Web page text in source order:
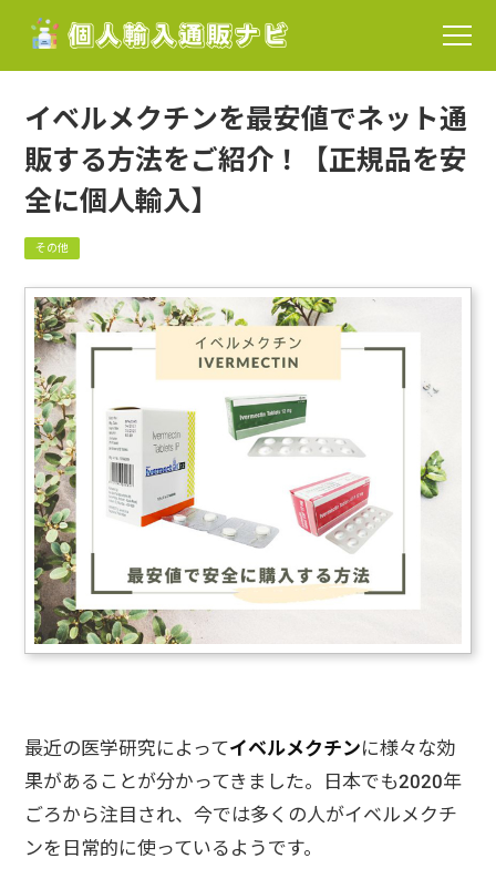
イベルメクチンを最安値でネット通
販する方法をご紹介！【正規品を安
全に個人輸入】
その他
最近の医学研究によってイベルメクチンに様々な効
果があることが分かってきました。日本でも2020年
ごろから注目され、今では多くの人がイベルメクチ
ンを日常的に使っているようです。